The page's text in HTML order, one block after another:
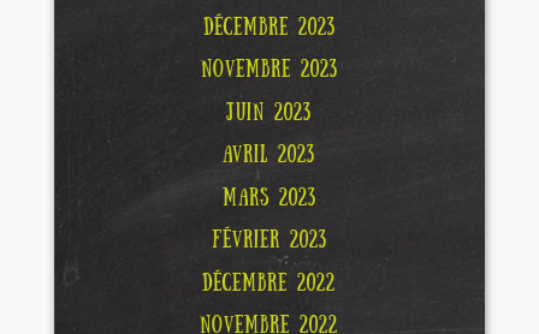
DÉCEMBRE 2023
NOVEMBRE 2023
JUIN 2023
AVRIL 2023
MARS 2023
FÉVRIER 2023
DÉCEMBRE 2022
NOVEMBRE 2022